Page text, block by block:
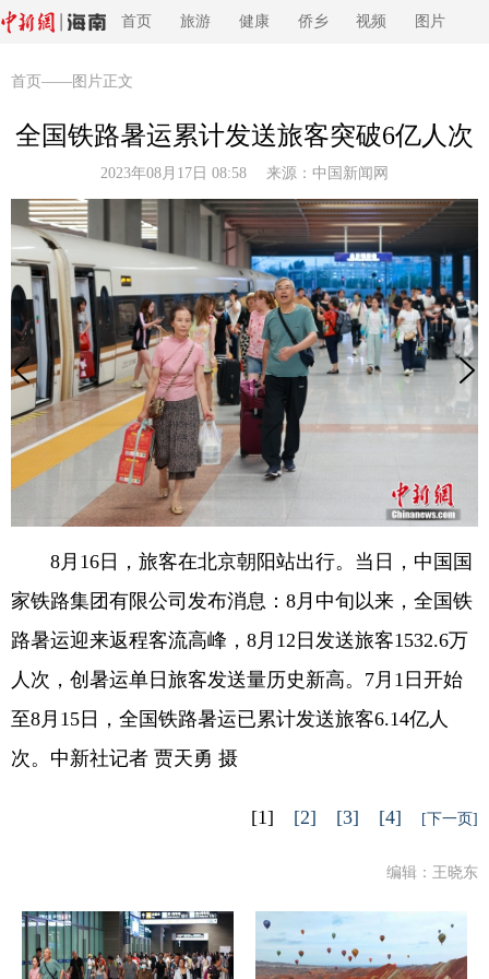
首页 旅游 健康 侨乡 视频 图片
首页 ——图片正文
全国铁路暑运累计发送旅客突破6亿人次
2023年08月17日 08:58 来源： 中国新闻网
8月16日，旅客在北京朝阳站出行。当日，中国国
家铁路集团有限公司发布消息：8月中旬以来，全国铁
路暑运迎来返程客流高峰，8月12日发送旅客1532.6万
人次，创暑运单日旅客发送量历史新高。7月1日开始
至8月15日，全国铁路暑运已累计发送旅客6.14亿人
次。中新社记者 贾天勇 摄
[1] [2] [3] [4] [下一页]
编辑：王晓东